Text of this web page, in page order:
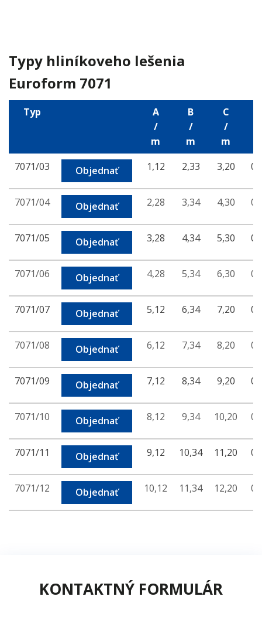
Typy hliníkoveho lešenia
Euroform 7071
Typ
A
/
m
B
/
m
C
/
m
7071/03
Objednať 1,12 2,33 3,20
7071/04 Objednať 2,28 3,34 4,30
7071/05 Objednať 3,28 4,34 5,30
7071/06 Objednať 4,28 5,34 6,30
7071/07 Objednať 5,12 6,34 7,20
7071/08 Objednať 6,12 7,34 8,20
7071/09 Objednať 7,12 8,34 9,20
7071/10 Objednať 8,12 9,34 10,20
7071/11 Objednať 9,12 10,34 11,20
7071/12 Objednať 10,12 11,34 12,20
KONTAKTNÝ FORMULÁR